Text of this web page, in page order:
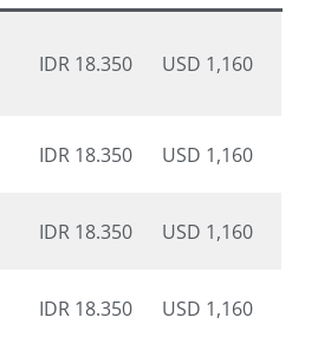
IDR 18.350 USD 1,160
IDR 18.350 USD 1,160
IDR 18.350 USD 1,160
IDR 18.350 USD 1,160